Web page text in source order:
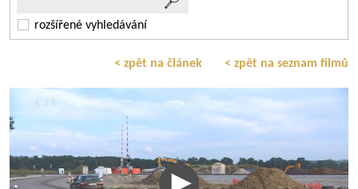
rozšířené vyhledávání
< zpět na článek < zpět na seznam filmů